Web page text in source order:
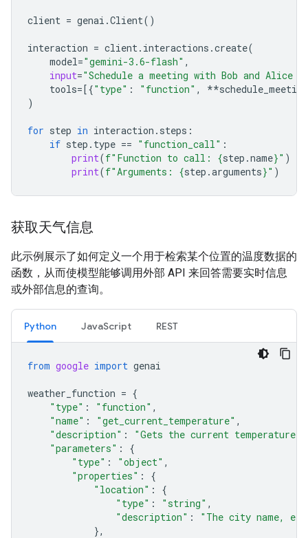
client = genai .Client()
interaction = client. interactions .create(
model="gemini-3.6-flash" ,
input="Schedule a meeting with Bob and Alice
tools=[{"type" : "function" , **
)
for step in interaction . steps :
if step . type == "function_call" :
print(f"Function to call: {step .name}" )
print(f"Arguments: {step .arguments}" )
获取天气信息
此示例展示了如何定义一个用于检索某个位置的温度数据的
函数，从而使模型能够调用外部 API 来回答需要实时信息
或外部信息的查询。
Python JavaScript REST
from google import genai
weather_function = {
"type" : "function" ,
"name" : "get_current_temperature" ,
"description" :
"Gets the current
"parameters" :
{
"type" : "object" ,
"properties" :
{
"location" :
{
"type" : "string" ,
"description" :
"The city name,
},